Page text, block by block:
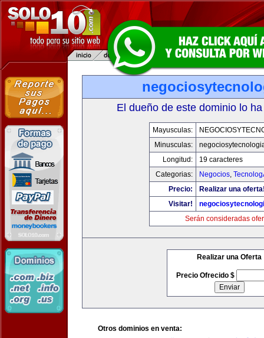
El dueño de este dominio lo
Mayusculas:
Minusculas:
Longitud:
19 caracteres
Categorias:
Negocios,
Precio:
Realizar una
Visitar!
Serán consideradas
Realizar una Oferta
Precio Ofrecido $
Otros dominios en venta: